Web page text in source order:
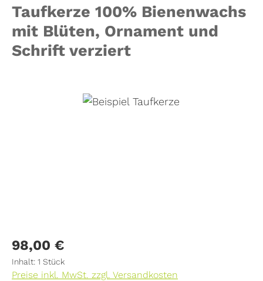
Taufkerze 100% Bienenwachs
mit Blüten, Ornament und
Schrift verziert
Bildergalerie überspringen
Regulärer Preis:
98,00 €
Inhalt: 1 Stück
Preise inkl. MwSt. zzgl. Versandkosten